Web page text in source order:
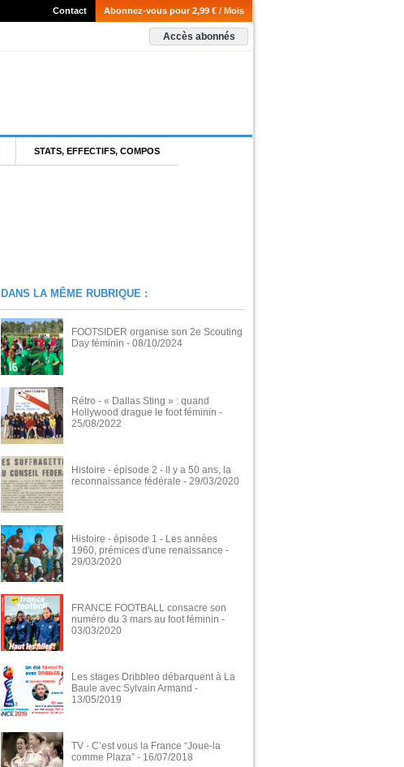
Abonnez-vous pour 2,99 € / Mois
Contact
Accès abonnés
STATS, EFFECTIFS, COMPOS
DANS LA MÊME RUBRIQUE :
FOOTSIDER organise son 2e Scouting
Day féminin - 08/10/2024
Rétro - « Dallas Sting » : quand
Hollywood drague le foot féminin -
25/08/2022
Histoire - épisode 2 - ll y a 50 ans, la
reconnaissance fédérale - 29/03/2020
Histoire - épisode 1 - Les années
1960, prémices d'une renaissance -
29/03/2020
FRANCE FOOTBALL consacre son
numéro du 3 mars au foot féminin -
03/03/2020
Les stages Dribbleo débarquent à La
Baule avec Sylvain Armand -
13/05/2019
TV - C’est vous la France “Joue-la
comme Plaza” - 16/07/2018